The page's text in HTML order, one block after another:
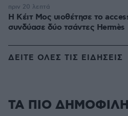
Η Κέιτ Μος υιοθέτησε τo
συνδύασε δύο τσάντες Hermès
πριν 20 λεπτά
ΔΕΙΤΕ ΟΛΕΣ ΤΙΣ ΕΙΔΗΣΕΙΣ
ΤΑ ΠΙΟ ΔΗΜΟΦΙΛΗ